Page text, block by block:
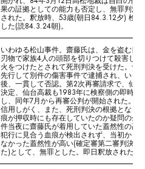
果の証拠としての能力も否定し、無罪判決
された。釈放時、53歳(朝日84.3.12夕) 検察
した(読84.3.24朝)。
いわゆる松山事件。齋藤氏は、金を盗む目
刃物で家族4人の頭部を切りつけて殺害し、
火をつけたとされて死刑判決を受けた。十
先行して別件の傷害事件で逮捕され、いっ
後、一貫して否認。第2次再審請求で、仙台
決定、仙台高裁も1983年に検察側の即時抗
し、同年7月から再審公判が開始された。判
信用しがく、また、死刑判決の根拠となっ
痕が押収時にも存在していたのか疑問の余
件当夜に齋藤氏が着用していた蓋然性の高
犯行に見合う血痕が検出されず、当初から
なかった蓋然性が高い(確定審第二審判決で
た)として、無罪とした。即日釈放された。